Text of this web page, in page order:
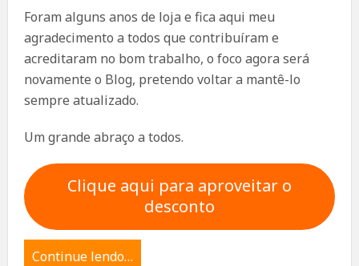
Foram alguns anos de loja e fica aqui meu
agradecimento a todos que contribuíram e
acreditaram no bom trabalho, o foco agora será
novamente o Blog, pretendo voltar a mantê-lo
sempre atualizado.
Um grande abraço a todos.
Clique aqui para aproveitar o
desconto
Continue lendo…